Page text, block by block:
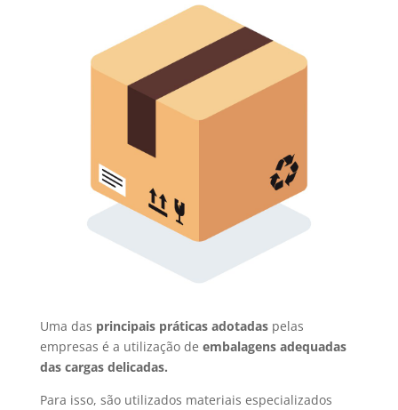
Uma das principais práticas adotadaspelas
empresas é a utilização de embalagens adequadas
das cargas delicadas.
Para isso, são utilizados materiais especializados